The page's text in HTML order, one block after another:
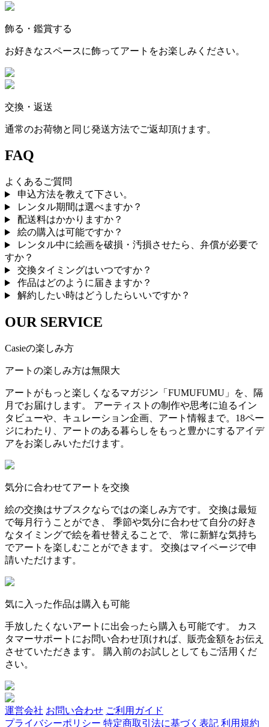
飾る・鑑賞する
お好きなスペースに飾ってアートをお楽しみください。
交換・返送
通常のお荷物と同じ発送方法でご返却頂けます。
FAQ
よくあるご質問
申込方法を教えて下さい。
レンタル期間は選べますか？
配送料はかかりますか？
絵の購入は可能ですか？
レンタル中に絵画を破損・汚損させたら、弁償が必要で
すか？
交換タイミングはいつですか？
作品はどのように届きますか？
解約したい時はどうしたらいいですか？
OUR SERVICE
Casieの楽しみ方
アートの楽しみ方は無限大
アートがもっと楽しくなるマガジン「FUMUFUMU」を、隔
月でお届けします。 アーティストの制作や思考に迫るイン
タビューや、キュレーション企画、アート情報まで。18ペー
ジにわたり、アートのある暮らしをもっと豊かにするアイデ
アをお楽しみいただけます。
気分に合わせてアートを交換
絵の交換はサブスクならではの楽しみ方です。 交換は最短
で毎月行うことができ、 季節や気分に合わせて自分の好き
なタイミングで絵を着せ替えることで、 常に新鮮な気持ち
でアートを楽しむことができます。 交換はマイページで申
請いただけます。
気に入った作品は購入も可能
手放したくないアートに出会ったら購入も可能です。 カス
タマーサポートにお問い合わせ頂ければ、販売金額をお伝え
させていただきます。 購入前のお試しとしてもご活用くだ
さい。
運営会社 お問い合わせ ご利用ガイド
プライバシーポリシー 特定商取引法に基づく表記 利用規約